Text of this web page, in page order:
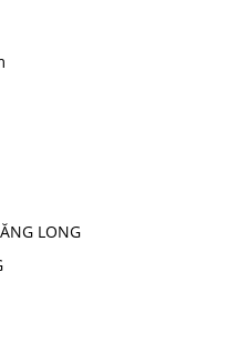
LONG